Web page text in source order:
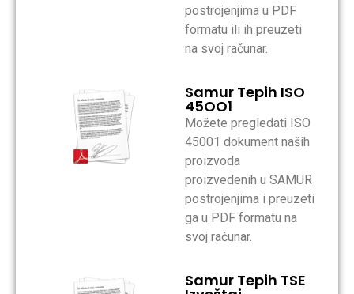
postrojenjima u PDF
formatu ili ih preuzeti
na svoj računar.
Samur Tepih ISO
45OO1
Možete pregledati ISO
45001 dokument naših
proizvoda
proizvedenih u SAMUR
postrojenjima i preuzeti
ga u PDF formatu na
svoj računar.
Samur Tepih TSE